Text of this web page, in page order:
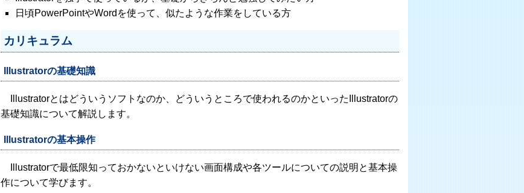
日頃PowerPointやWordを使って、似たような作業をしている方
カリキュラム
Illustratorの基礎知識
Illustratorとはどういうソフトなのか、どういうところで使われるのかといったIllustratorの
基礎知識について解説します。
Illustratorの基本操作
Illustratorで最低限知っておかないといけない画面構成や各ツールについての説明と基本操
作について学びます。